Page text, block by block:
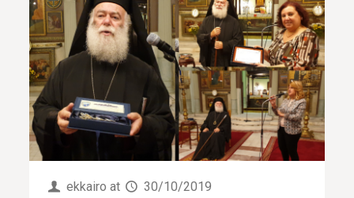
ekkairo at 30/10/2019